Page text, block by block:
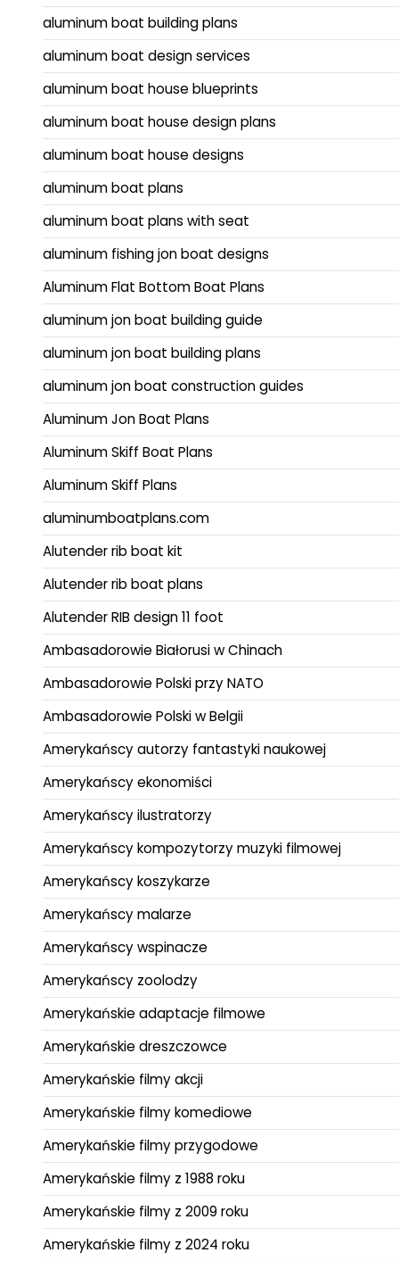
aluminum boat building plans
aluminum boat design services
aluminum boat house blueprints
aluminum boat house design plans
aluminum boat house designs
aluminum boat plans
aluminum boat plans with seat
aluminum fishing jon boat designs
Aluminum Flat Bottom Boat Plans
aluminum jon boat building guide
aluminum jon boat building plans
aluminum jon boat construction guides
Aluminum Jon Boat Plans
Aluminum Skiff Boat Plans
Aluminum Skiff Plans
aluminumboatplans.com
Alutender rib boat kit
Alutender rib boat plans
Alutender RIB design 11 foot
Ambasadorowie Białorusi w Chinach
Ambasadorowie Polski przy NATO
Ambasadorowie Polski w Belgii
Amerykańscy autorzy fantastyki naukowej
Amerykańscy ekonomiści
Amerykańscy ilustratorzy
Amerykańscy kompozytorzy muzyki filmowej
Amerykańscy koszykarze
Amerykańscy malarze
Amerykańscy wspinacze
Amerykańscy zoolodzy
Amerykańskie adaptacje filmowe
Amerykańskie dreszczowce
Amerykańskie filmy akcji
Amerykańskie filmy komediowe
Amerykańskie filmy przygodowe
Amerykańskie filmy z 1988 roku
Amerykańskie filmy z 2009 roku
Amerykańskie filmy z 2024 roku